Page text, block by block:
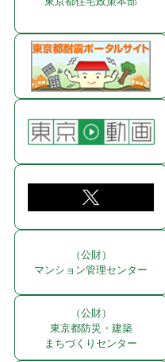
（公財）
マンション管理センター
（公財）
東京都防災・建築
まちづくりセンター